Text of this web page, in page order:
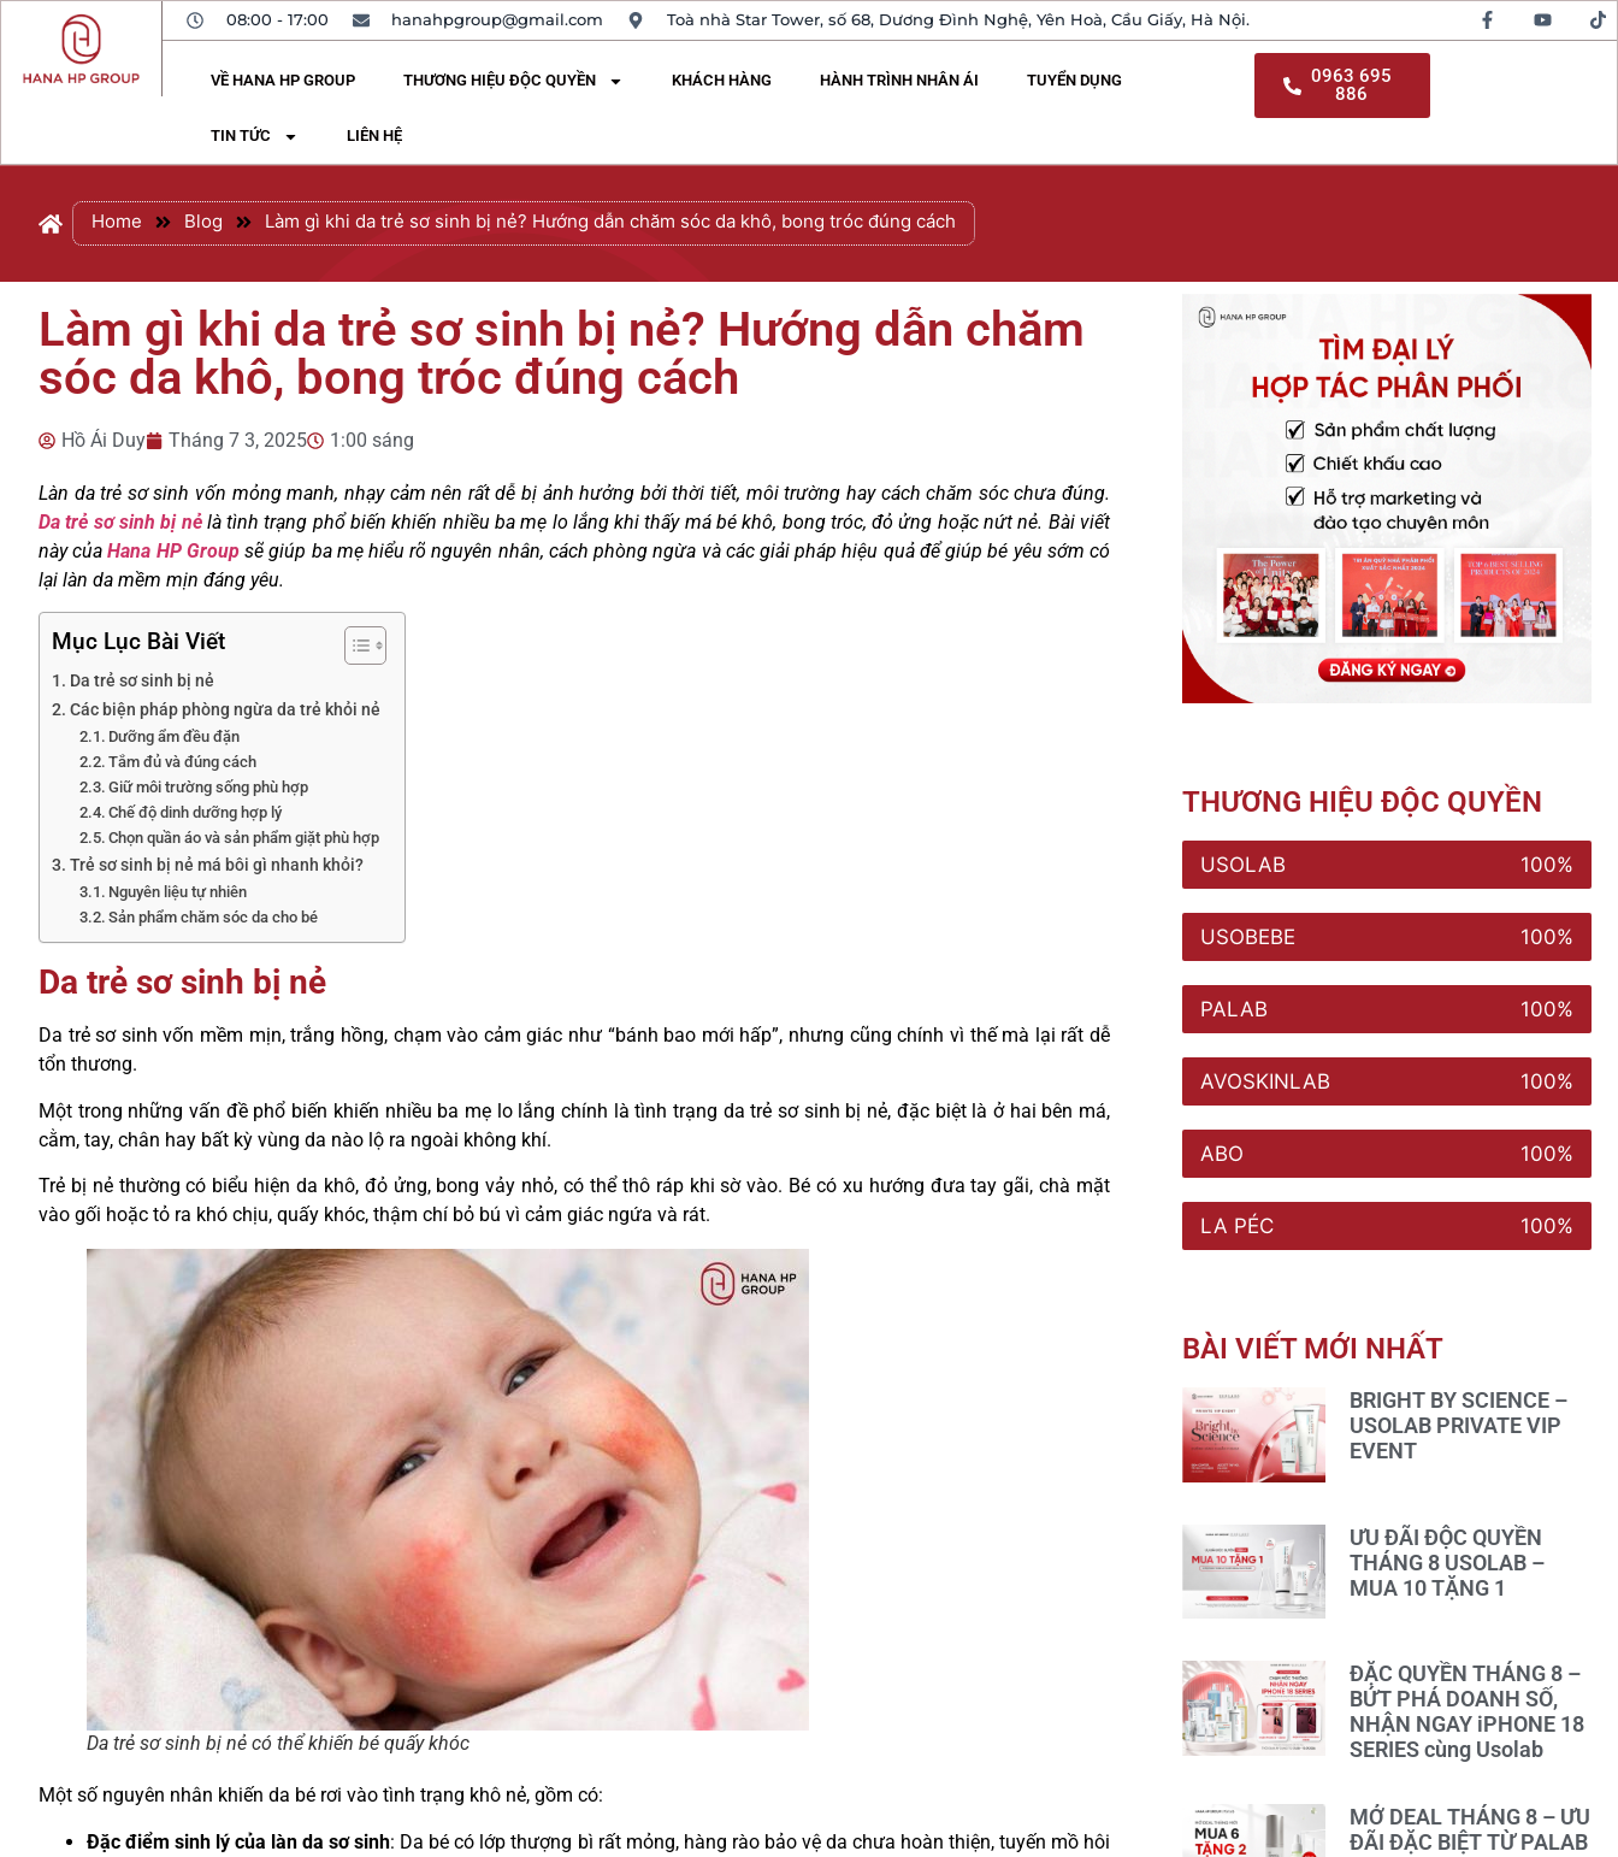
08:00 - 17:00 hanahpgroup@gmail.com Toà nhà Star Tower, số 68, Dương Đình Nghệ, Yên Hoà, Cầu Giấy, Hà Nội.
VỀ HANA HP GROUP THƯƠNG HIỆU ĐỘC QUYỀN KHÁCH HÀNG HÀNH TRÌNH NHÂN ÁI TUYỂN DỤNG
TIN TỨC LIÊN HỆ
0963 695
886
Home Blog Làm gì khi da trẻ sơ sinh bị nẻ? Hướng dẫn chăm sóc da khô, bong tróc đúng cách
Làm gì khi da trẻ sơ sinh bị nẻ? Hướng dẫn chăm
sóc da khô, bong tróc đúng cách
Hồ Ái Duy Tháng 7 3, 2025 1:00 sáng
Làn da trẻ sơ sinh vốn mỏng manh, nhạy cảm nên rất dễ bị ảnh hưởng bởi thời tiết, môi trường hay cách chăm sóc chưa đúng.
Da trẻ sơ sinh bị nẻlà tình trạng phổ biến khiến nhiều ba mẹ lo lắng khi thấy má bé khô, bong tróc, đỏ ửng hoặc nứt nẻ. Bài viết
này củaHana HP Groupsẽ giúp ba mẹ hiểu rõ nguyên nhân, cách phòng ngừa và các giải pháp hiệu quả để giúp bé yêu sớm có
lại làn da mềm mịn đáng yêu.
Mục Lục Bài Viết
Da trẻ sơ sinh bị nẻ
Các biện pháp phòng ngừa da trẻ khỏi nẻ
Dưỡng ẩm đều đặn
Tắm đủ và đúng cách
Giữ môi trường sống phù hợp
Chế độ dinh dưỡng hợp lý
Chọn quần áo và sản phẩm giặt phù hợp
Trẻ sơ sinh bị nẻ má bôi gì nhanh khỏi?
Nguyên liệu tự nhiên
Sản phẩm chăm sóc da cho bé
Da trẻ sơ sinh bị nẻ
Da trẻ sơ sinh vốn mềm mịn, trắng hồng, chạm vào cảm giác như “bánh bao mới hấp”, nhưng cũng chính vì thế mà lại rất dễ
tổn thương.
Một trong những vấn đề phổ biến khiến nhiều ba mẹ lo lắng chính là tình trạng da trẻ sơ sinh bị nẻ, đặc biệt là ở hai bên má,
cằm, tay, chân hay bất kỳ vùng da nào lộ ra ngoài không khí.
Trẻ bị nẻ thường có biểu hiện da khô, đỏ ửng, bong vảy nhỏ, có thể thô ráp khi sờ vào. Bé có xu hướng đưa tay gãi, chà mặt
vào gối hoặc tỏ ra khó chịu, quấy khóc, thậm chí bỏ bú vì cảm giác ngứa và rát.
Da trẻ sơ sinh bị nẻ có thể khiến bé quấy khóc
Một số nguyên nhân khiến da bé rơi vào tình trạng khô nẻ, gồm có:
Đặc điểm sinh lý của làn da sơ sinh: Da bé có lớp thượng bì rất mỏng, hàng rào bảo vệ da chưa hoàn thiện, tuyến mồ hôi
THƯƠNG HIỆU ĐỘC QUYỀN
USOLAB 100%
USOBEBE 100%
PALAB 100%
AVOSKINLAB 100%
ABO 100%
LA PÉC 100%
BÀI VIẾT MỚI NHẤT
BRIGHT BY SCIENCE –
USOLAB PRIVATE VIP
EVENT
ƯU ĐÃI ĐỘC QUYỀN
THÁNG 8 USOLAB –
MUA 10 TẶNG 1
ĐẶC QUYỀN THÁNG 8 –
BỨT PHÁ DOANH SỐ,
NHẬN NGAY iPHONE 18
SERIES cùng Usolab
MỞ DEAL THÁNG 8 – ƯU
ĐÃI ĐẶC BIỆT TỪ PALAB